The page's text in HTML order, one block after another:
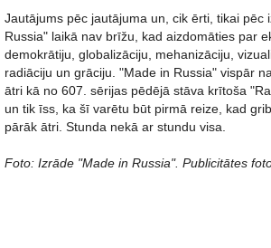
Jautājums pēc jautājuma un, cik ērti, tikai pēc
Russia" laikā nav brīžu, kad aizdomāties par
demokrātiju, globalizāciju, mehanizāciju,
radiāciju un grāciju. "Made in Russia" vispār
ātri kā no 607. sērijas pēdējā stāva krītoša
un tik īss, ka šī varētu būt pirmā reize, kad
pārāk ātri. Stunda nekā ar stundu visa.
Foto: Izrāde "Made in Russia". Publicitātes